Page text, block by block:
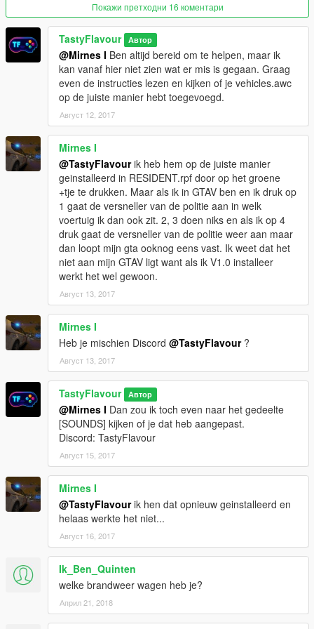
Покажи претходни 16 коментари
TastyFlavour Автор
@Mirnes I Ben altijd bereid om te helpen, maar ik
kan vanaf hier niet zien wat er mis is gegaan. Graag
even de instructies lezen en kijken of je vehicles.awc
op de juiste manier hebt toegevoegd.
Август 12, 2017
Mirnes I
@TastyFlavourik heb hem op de juiste manier
geinstalleerd in RESIDENT.rpf door op het groene
+tje te drukken. Maar als ik in GTAV ben en ik druk op
1 gaat de versneller van de politie aan in welk
voertuig ik dan ook zit. 2, 3 doen niks en als ik op 4
druk gaat de versneller van de politie weer aan maar
dan loopt mijn gta ooknog eens vast. Ik weet dat het
niet aan mijn GTAV ligt want als ik V1.0 installeer
werkt het wel gewoon.
Август 13, 2017
Mirnes I
Heb je mischien Discord @TastyFlavour?
Август 13, 2017
TastyFlavour Автор
@Mirnes I Dan zou ik toch even naar het gedeelte
[SOUNDS] kijken of je dat heb aangepast.
Discord: TastyFlavour
Август 15, 2017
Mirnes I
@TastyFlavourik hen dat opnieuw geinstalleerd en
helaas werkte het niet...
Август 16, 2017
Ik_Ben_Quinten
welke brandweer wagen heb je?
Април 21, 2018